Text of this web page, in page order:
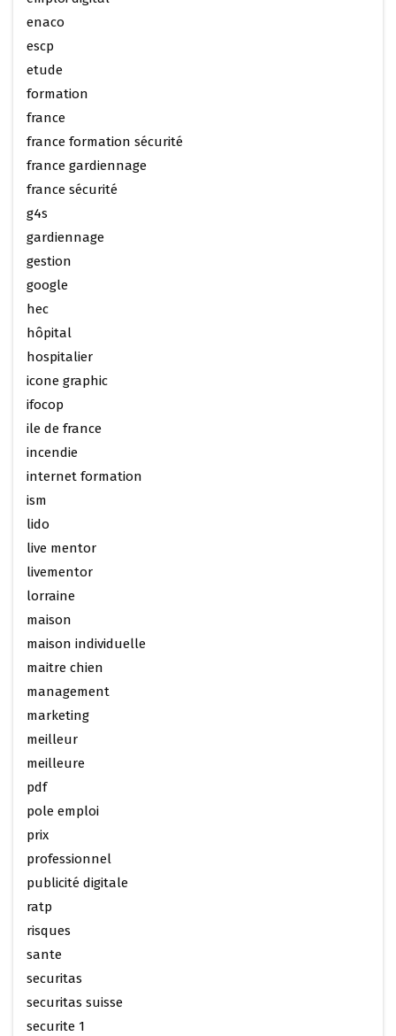
enaco
escp
etude
formation
france
france formation sécurité
france gardiennage
france sécurité
g4s
gardiennage
gestion
google
hec
hôpital
hospitalier
icone graphic
ifocop
ile de france
incendie
internet formation
ism
lido
live mentor
livementor
lorraine
maison
maison individuelle
maitre chien
management
marketing
meilleur
meilleure
pdf
pole emploi
prix
professionnel
publicité digitale
ratp
risques
sante
securitas
securitas suisse
securite 1